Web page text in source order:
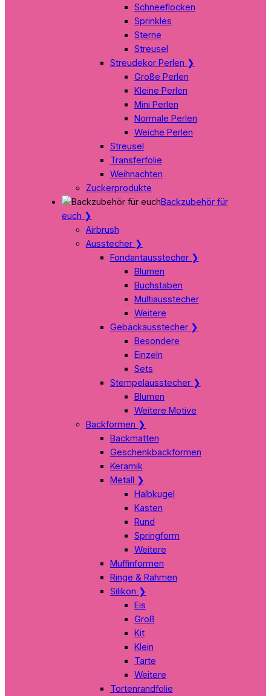
Schneeflocken
Sprinkles
Sterne
Streusel
Streudekor Perlen ❯
Große Perlen
Kleine Perlen
Mini Perlen
Normale Perlen
Weiche Perlen
Streusel
Transferfolie
Weihnachten
Zuckerprodukte
Backzubehör für
euch ❯
Airbrush
Ausstecher ❯
Fondantausstecher ❯
Blumen
Buchstaben
Multiausstecher
Weitere
Gebäckausstecher ❯
Besondere
Einzeln
Sets
Stempelausstecher ❯
Blumen
Weitere Motive
Backformen ❯
Backmatten
Geschenkbackformen
Keramik
Metall ❯
Halbkugel
Kasten
Rund
Springform
Weitere
Muffinformen
Ringe & Rahmen
Silikon ❯
Eis
Groß
Kit
Klein
Tarte
Weitere
Tortenrandfolie